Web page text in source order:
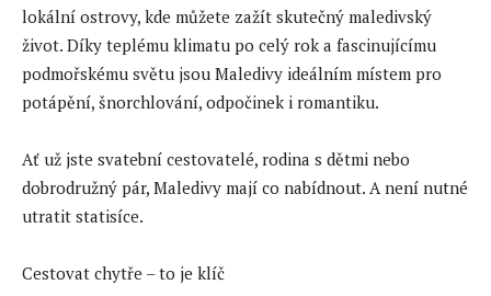
lokální ostrovy, kde můžete zažít skutečný maledivský
život. Díky teplému klimatu po celý rok a fascinujícímu
podmořskému světu jsou Maledivy ideálním místem pro
potápění, šnorchlování, odpočinek i romantiku.
Ať už jste svatební cestovatelé, rodina s dětmi nebo
dobrodružný pár, Maledivy mají co nabídnout. A není nutné
utratit statisíce.
Cestovat chytře – to je klíč